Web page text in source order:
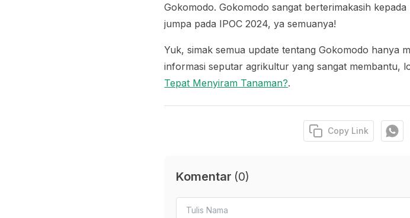
Gokomodo. Gokomodo sangat berterimakasih
jumpa pada IPOC 2024, ya semuanya!
Yuk, simak semua update tentang Gokomodo hanya
informasi seputar agrikultur yang sangat membantu,
Tepat Menyiram Tanaman?.
Copy Link
Komentar (0)